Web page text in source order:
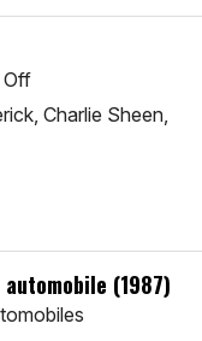
Off
Charlie Sheen,
(1987)